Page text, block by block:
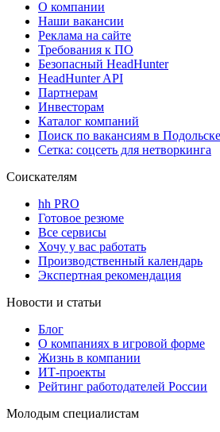
О компании
Наши вакансии
Реклама на сайте
Требования к ПО
Безопасный HeadHunter
HeadHunter API
Партнерам
Инвесторам
Каталог компаний
Поиск по вакансиям в
Сетка: соцсеть для нетворкинга
Соискателям
hh PRO
Готовое резюме
Все сервисы
Хочу у вас работать
Производственный календарь
Экспертная рекомендация
Новости и статьи
Блог
О компаниях в игровой форме
Жизнь в компании
ИТ-проекты
Рейтинг работодателей России
Молодым специалистам